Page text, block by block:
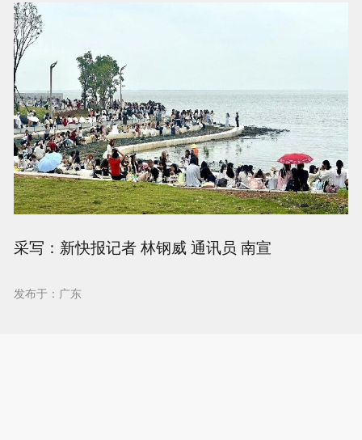
采写：新快报记者 林钢威 通讯员 南宣
发布于：广东